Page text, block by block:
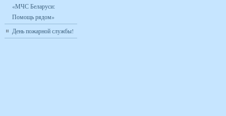
«МЧС Беларуси:
Помощь рядом»
День пожарной службы!